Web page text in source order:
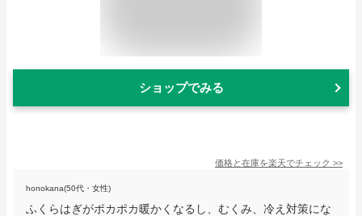
ショップでみる
価格と在庫を楽天でチェック >>
honokana(50代・女性)
ふくらはぎがポカポカ暖かくなるし、むくみ、冷え対策にな